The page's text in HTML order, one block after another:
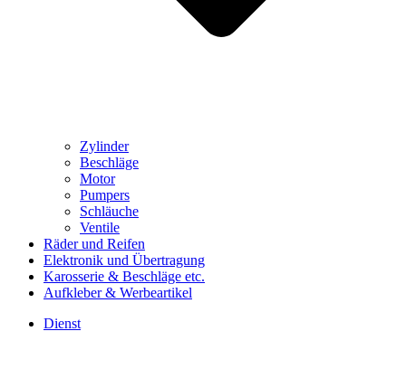
Zylinder
Beschläge
Motor
Pumpers
Schläuche
Ventile
Räder und Reifen
Elektronik und Übertragung
Karosserie & Beschläge etc.
Aufkleber & Werbeartikel
Dienst